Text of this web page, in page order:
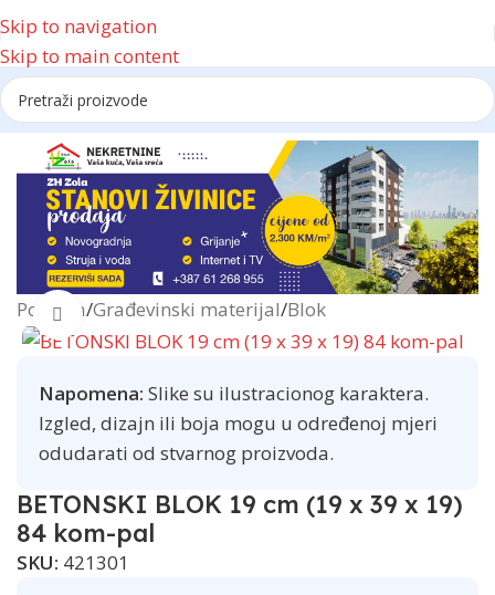
Skip to navigation
Skip to main content
Reklama
Početna/Građevinski materijal/Blok
Click to enlarge
Napomena: Slike su ilustracionog karaktera.
Izgled, dizajn ili boja mogu u određenoj mjeri
odudarati od stvarnog proizvoda.
BETONSKI BLOK 19 cm (19 x 39 x 19)
84 kom-pal
SKU: 421301